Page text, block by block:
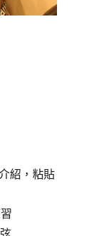
紹，粘貼